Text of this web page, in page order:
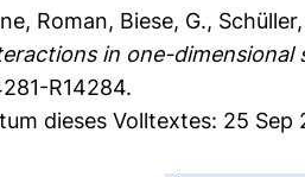
Roman, Biese, G.,
in one-dimensional
R14284.
dieses Volltextes: 25 Sep